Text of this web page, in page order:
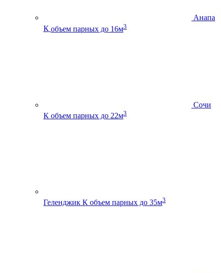
Анапа
К объем парных до 16м3
Сочи
К объем парных до 22м3
Геленджик К объем парных до 35м3